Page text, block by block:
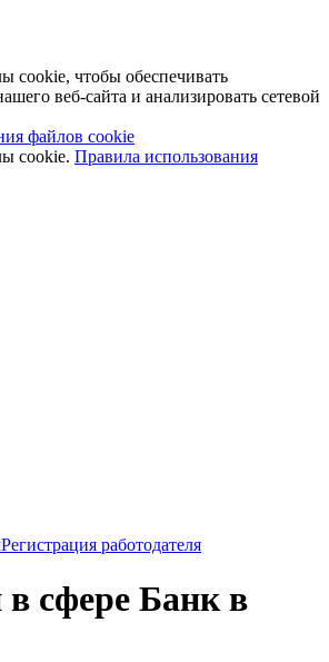
cookie, чтобы обеспечивать
веб-сайта и анализировать сетевой
файлов cookie
cookie. Правила использования
Регистрация работодателя
сфере Банк в